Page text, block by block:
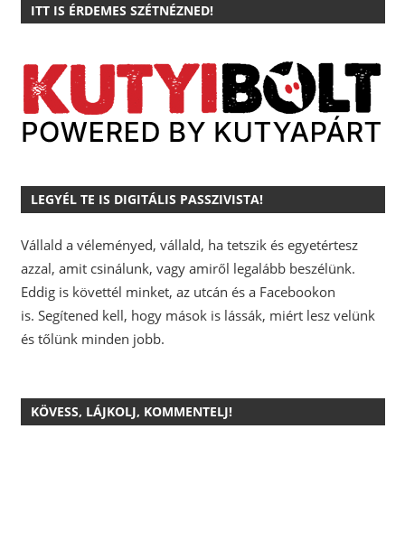
ITT IS ÉRDEMES SZÉTNÉZNED!
LEGYÉL TE IS DIGITÁLIS PASSZIVISTA!
Vállald a véleményed, vállald, ha tetszik és egyetértesz
azzal, amit csinálunk, vagy amiről legalább beszélünk.
Eddig is követtél minket, az utcán és a Facebookon
is. Segítened kell, hogy mások is lássák, miért lesz velünk
és tőlünk minden jobb.
KÖVESS, LÁJKOLJ, KOMMENTELJ!